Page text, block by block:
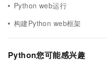
Python web运行
构建Python web框架
Python您可能感兴趣